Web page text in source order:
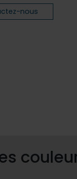
nous